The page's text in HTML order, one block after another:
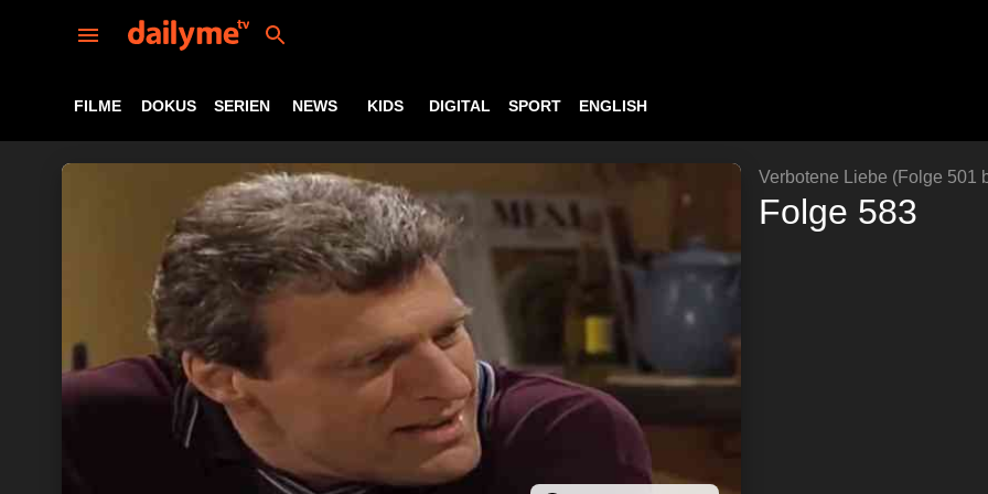
FILME DOKUS SERIEN NEWS KIDS DIGITAL SPORT ENGLISH
Verbotene Liebe (Folge 501
Folge 583